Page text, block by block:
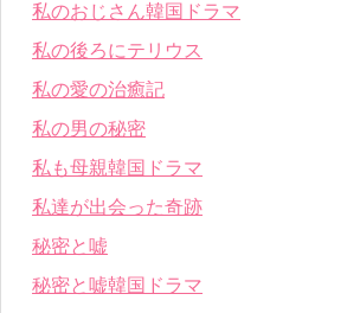
私のおじさん韓国ドラマ
私の後ろにテリウス
私の愛の治癒記
私の男の秘密
私も母親韓国ドラマ
私達が出会った奇跡
秘密と嘘
秘密と嘘韓国ドラマ